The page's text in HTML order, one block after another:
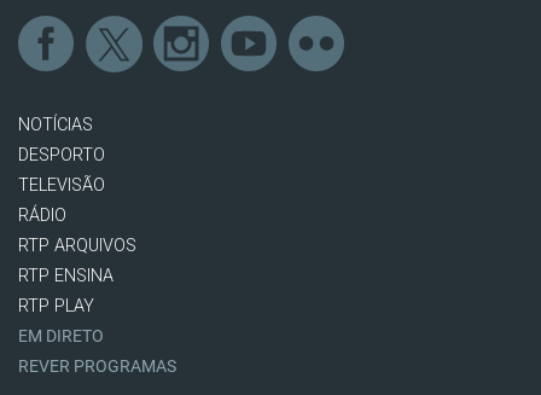
NOTÍCIAS
DESPORTO
TELEVISÃO
RÁDIO
RTP ARQUIVOS
RTP ENSINA
RTP PLAY
EM DIRETO
REVER PROGRAMAS